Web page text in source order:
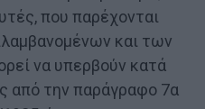
που παρέχονται
και των
να υπερβούν κατά
από την παράγραφο 7α